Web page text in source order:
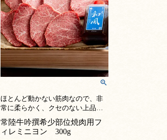
ほとんど動かない筋肉なので、非
常に柔らかく、クセのない上品な
味わい。非常に繊細できめ細かい
肉繊維は、なめらかな舌触り。1頭
から3％しか採れない最高部位
常陸牛吟撰希少部位焼肉用フ
ィレミニヨン 300g